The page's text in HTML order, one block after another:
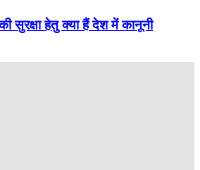
सुरक्षा हेतु क्या हैं देश में कानूनी